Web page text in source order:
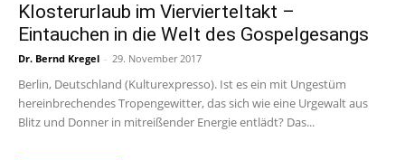
Klosterurlaub im Viervierteltakt –
Eintauchen in die Welt des Gospelgesangs
Dr. Bernd Kregel - 29. November 2017
Berlin, Deutschland (Kulturexpresso). Ist es ein mit Ungestüm
hereinbrechendes Tropengewitter, das sich wie eine Urgewalt aus
Blitz und Donner in mitreißender Energie entlädt? Das...